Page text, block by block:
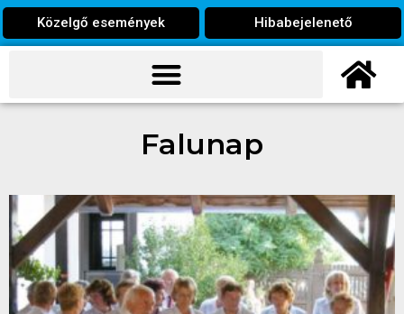
Közelgő események Hibabejelenető
Falunap